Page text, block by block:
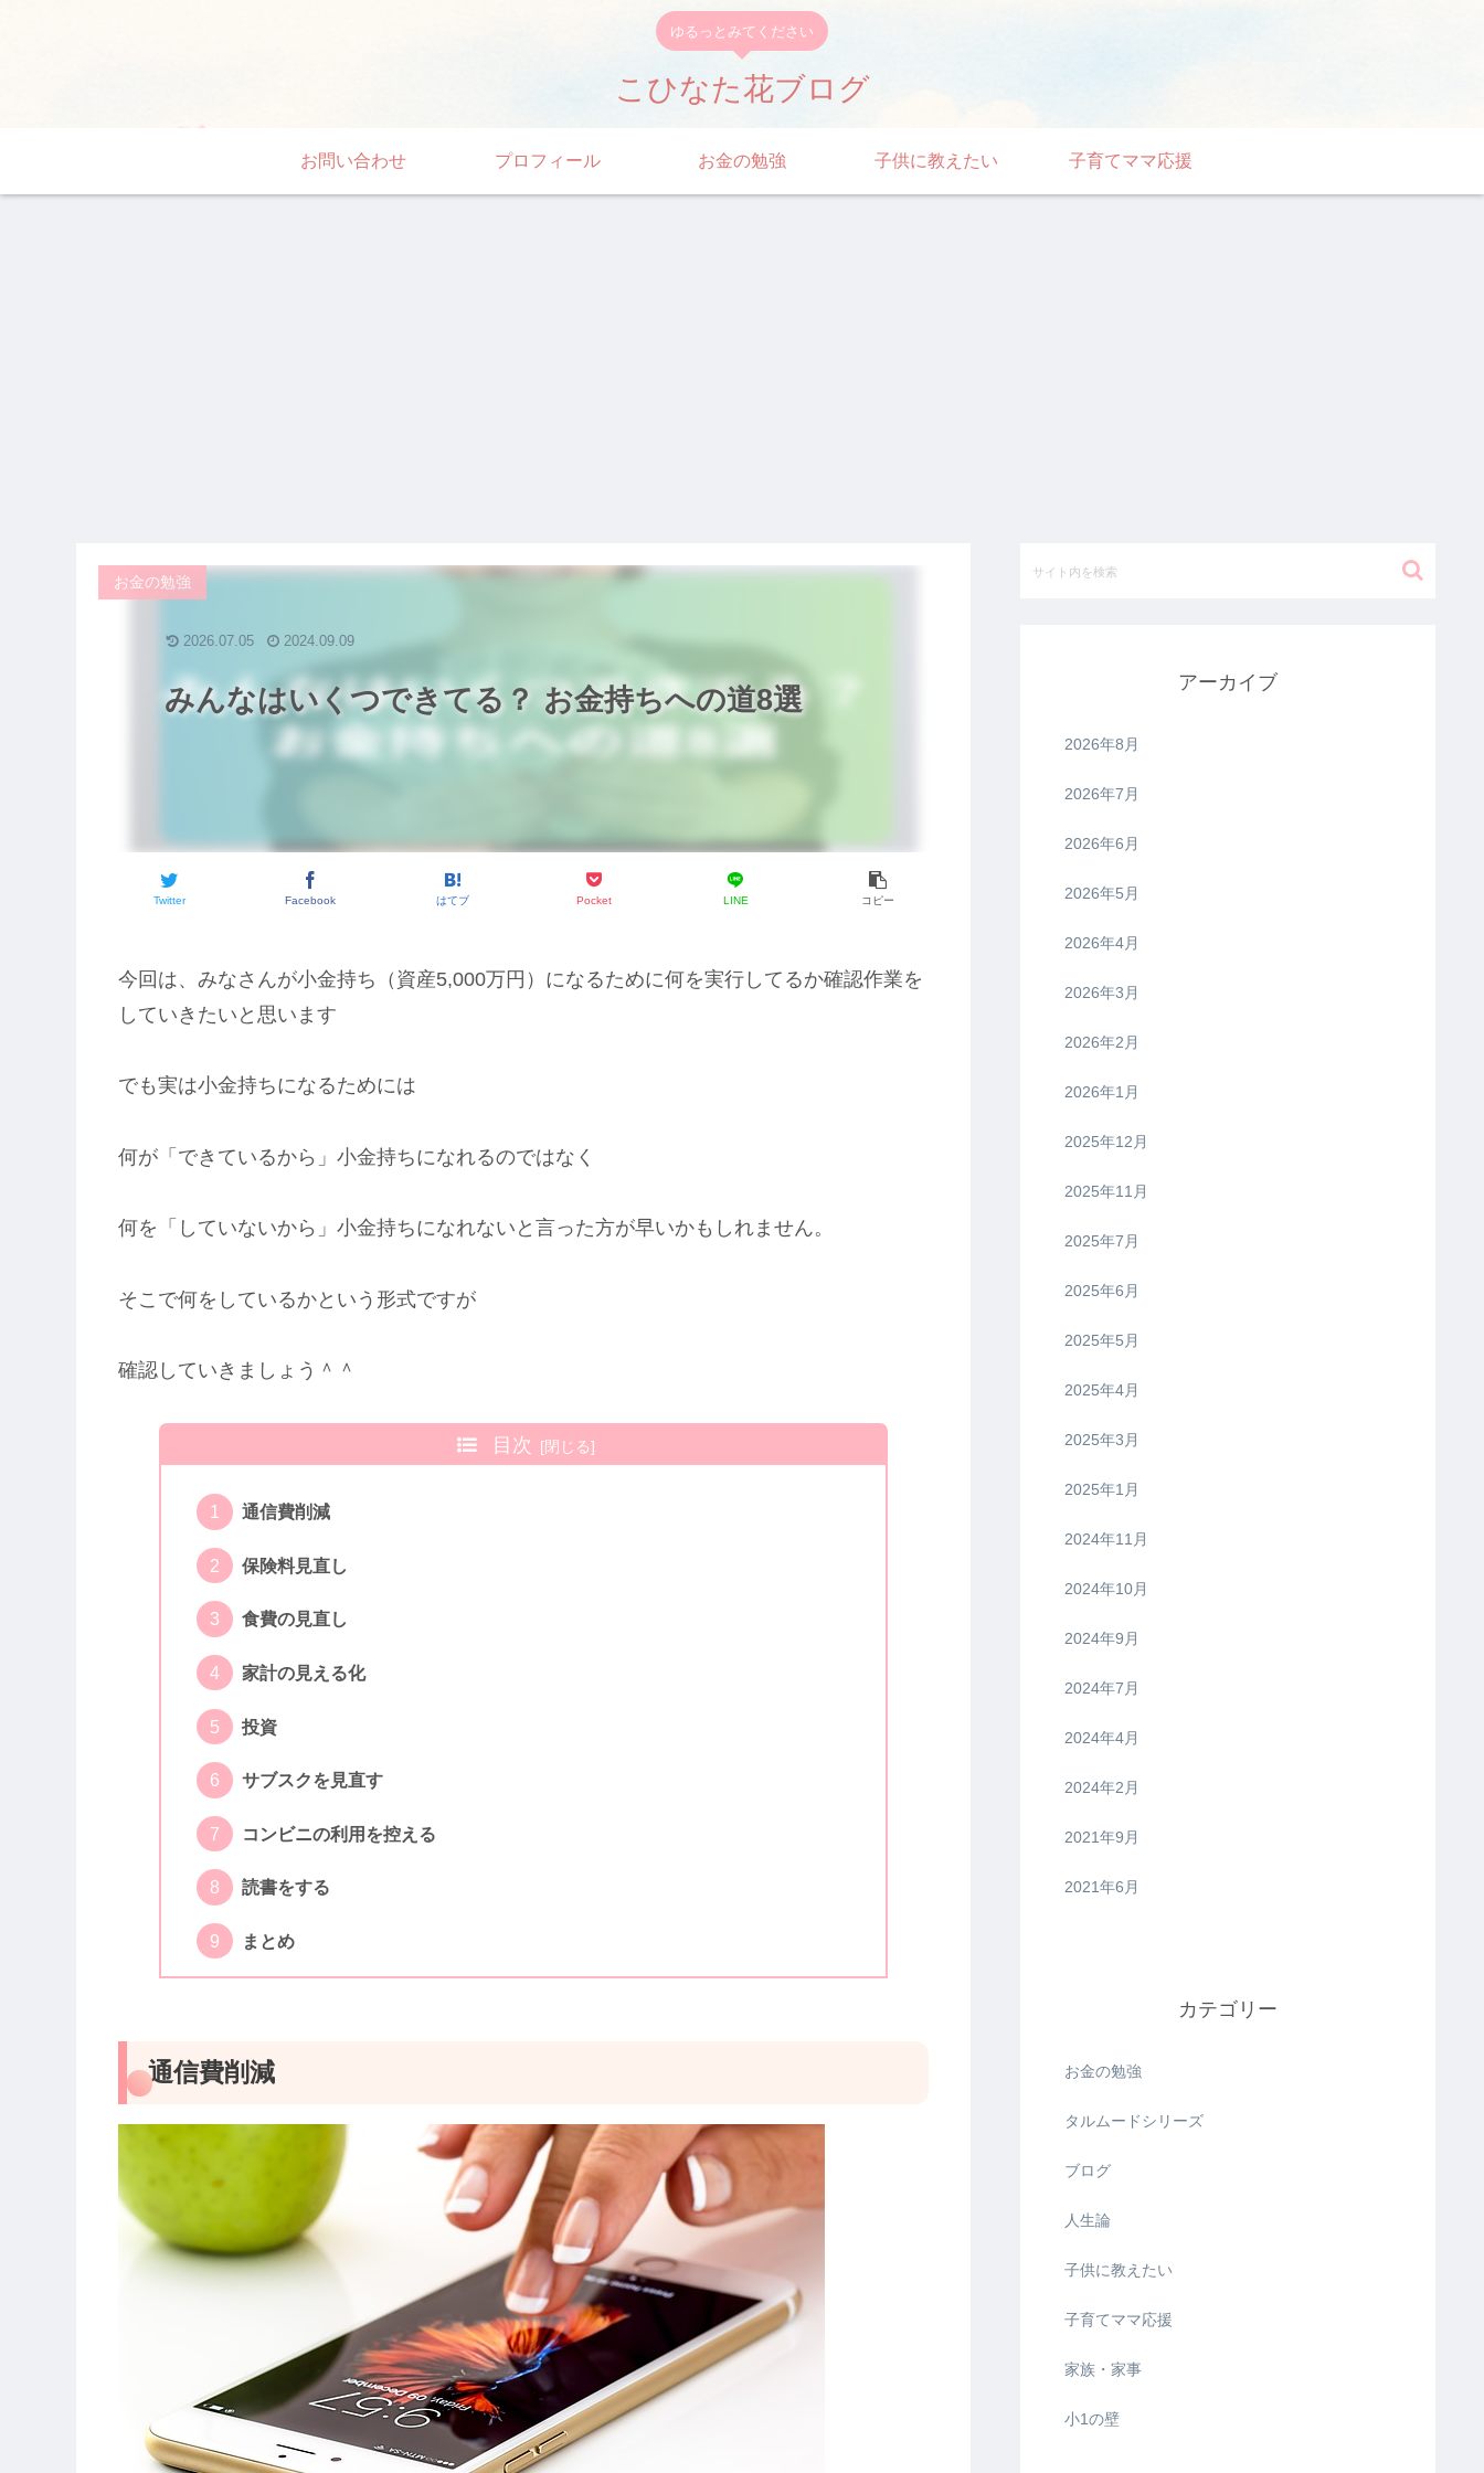
ゆるっとみてください
こひなた花ブログ
お問い合わせ プロフィール お金の勉強 子供に教えたい 子育てママ応援
みんなはいくつできてる？ お金持ちへの道8選
お金の勉強
Twitter Facebook はてブ Pocket LINE コピー
2026.07.05 2024.09.09
今回は、みなさんが小金持ち（資産5,000万円）になるために何を実行してるか確認作業を
していきたいと思います
でも実は小金持ちになるためには
何が「できているから」小金持ちになれるのではなく
何を「していないから」小金持ちになれないと言った方が早いかもしれません。
そこで何をしているかという形式ですが
確認していきましょう＾＾
目次
通信費削減
保険料見直し
食費の見直し
家計の見える化
投資
サブスクを見直す
コンビニの利用を控える
読書をする
まとめ
通信費削減
アーカイブ
2026年8月
2026年7月
2026年6月
2026年5月
2026年4月
2026年3月
2026年2月
2026年1月
2025年12月
2025年11月
2025年7月
2025年6月
2025年5月
2025年4月
2025年3月
2025年1月
2024年11月
2024年10月
2024年9月
2024年7月
2024年4月
2024年2月
2021年9月
2021年6月
カテゴリー
お金の勉強
タルムードシリーズ
ブログ
人生論
子供に教えたい
子育てママ応援
家族・家事
小1の壁